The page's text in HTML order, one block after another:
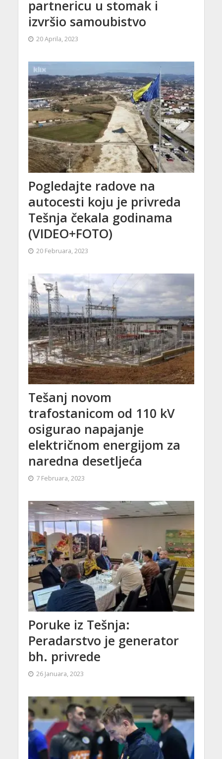
partnericu u stomak i
izvršio samoubistvo
20 Aprila, 2023
Pogledajte radove na
autocesti koju je privreda
Tešnja čekala godinama
(VIDEO+FOTO)
20 Februara, 2023
Tešanj novom
trafostanicom od 110 kV
osigurao napajanje
električnom energijom za
naredna desetljeća
7 Februara, 2023
Poruke iz Tešnja:
Peradarstvo je generator
bh. privrede
26 Januara, 2023